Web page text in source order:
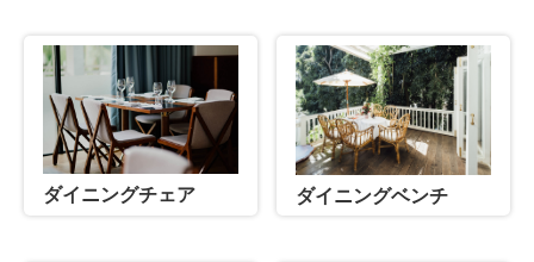
ダイニングチェア ダイニングベンチ